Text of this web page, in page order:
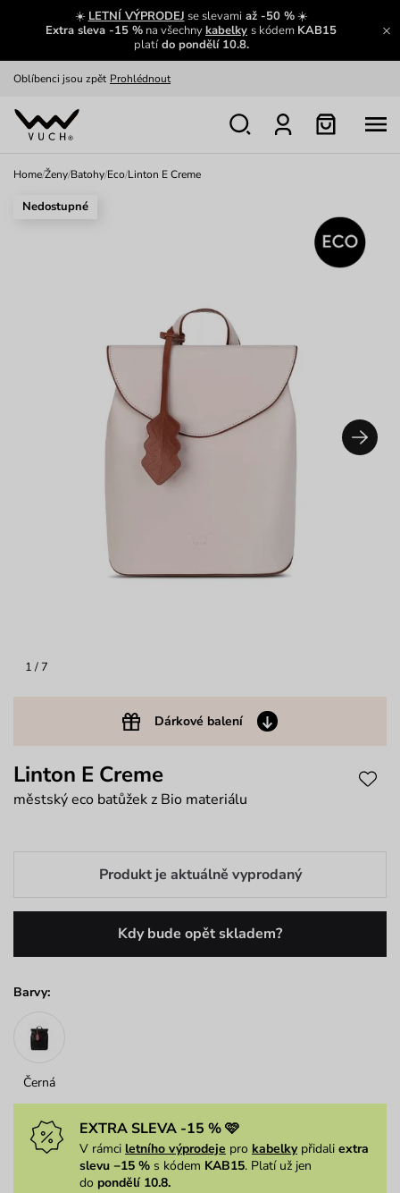
☀️ LETNÍ VÝPRODEJ se slevamiaž -50 %☀️
Extra sleva -15 % na všechnykabelky s kódem KAB15
platído pondělí 10.8.
Zajímavosti ze světa Vuch:
Zobrazit
Oblíbenci jsou zpět Prohlédnout
Nech se inspirovat
Home/Ženy/Batohy/Eco/Linton E Creme
1 / 7
Dárkové balení
Nedostupné
Linton E Creme
městský eco batůžek z Bio materiálu
Produkt je aktuálně vyprodaný
Kdy bude opět skladem?
Barvy:
Černá
EXTRA SLEVA -15 % 🩷
V rámci letního výprodeje pro kabelkypřidali extra
slevu −15 % s kódem KAB15. Platí už jen
do pondělí 10.8.